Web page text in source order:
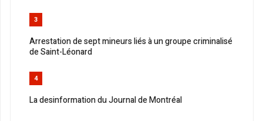
3
Arrestation de sept mineurs liés à un groupe criminalisé
de Saint-Léonard
4
La desinformation du Journal de Montréal